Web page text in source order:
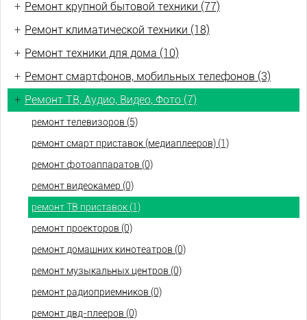
+ Ремонт крупной бытовой техники (77)
+ Ремонт климатической техники (18)
+ Ремонт техники для дома (10)
+ Ремонт смартфонов, мобильных телефонов (3)
+ Ремонт ТВ, Аудио, Видео, Фото (7)
ремонт телевизоров (5)
ремонт смарт приставок (медиаплееров) (1)
ремонт фотоаппаратов (0)
ремонт видеокамер (0)
ремонт ТВ приставок (1)
ремонт проекторов (0)
ремонт домашних кинотеатров (0)
ремонт музыкальных центров (0)
ремонт радиоприемников (0)
ремонт двд-плееров (0)